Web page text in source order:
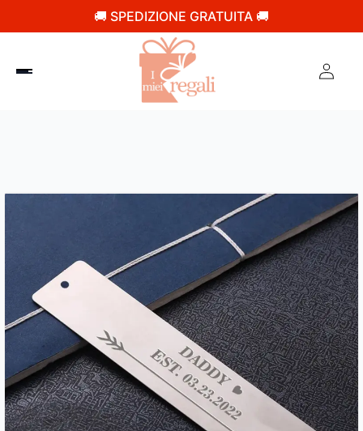
🚚 SPEDIZIONE GRATUITA 🚚